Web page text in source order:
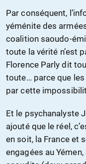
Par conséquent,
yéménite des
coalition saoudo-
toute la vérité n’est
Florence Parly dit
toute… parce que
par cette
Et le psychanalyste
ajouté que le réel,
en soit, la France et
engagées au